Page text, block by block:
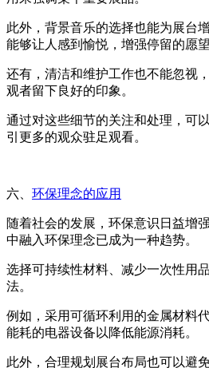
此外，背景音乐的选择也能为展台
能够让人感到愉悦，增强停留的愿望
还有，清洁和维护工作也不能忽视
观者留下良好的印象。
通过对这些细节的关注和处理，可
引更多的观众驻足观看。
六、 环保理念的应用
随着社会的发展，环保意识日益增
中融入环保理念已成为一种趋势。
选择可持续性材料、减少一次性用
法。
例如，采用可循环利用的金属材料
能耗的电器设备以降低能源消耗。
此外，合理规划展台布局也可以避